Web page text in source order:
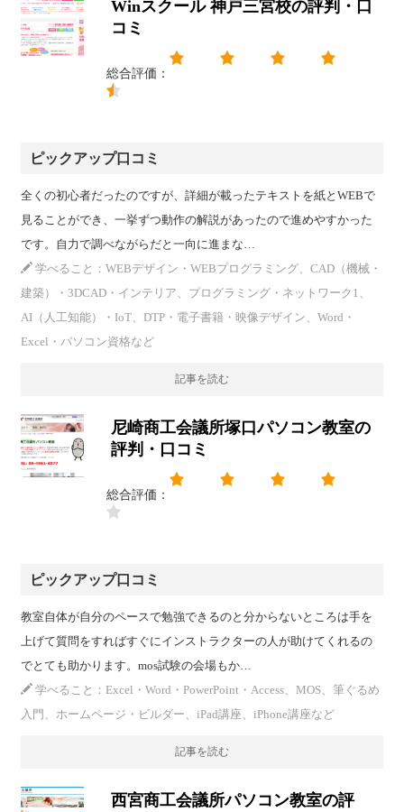
Winスクール 神戸三宮校の評判・口
コミ
総合評価：
ピックアップ口コミ
全くの初心者だったのですが、詳細が載ったテキストを紙とWEBで
見ることができ、一挙ずつ動作の解説があったので進めやすかった
です。自力で調べながらだと一向に進まな…
学べること：WEBデザイン・WEBプログラミング、CAD（機械・
建築）・3DCAD・インテリア、プログラミング・ネットワーク1、
AI（人工知能）・IoT、DTP・電子書籍・映像デザイン、Word・
Excel・パソコン資格など
記事を読む
尼崎商工会議所塚口パソコン教室の
評判・口コミ
総合評価：
ピックアップ口コミ
教室自体が自分のペースで勉強できるのと分からないところは手を
上げて質問をすればすぐにインストラクターの人が助けてくれるの
でとても助かります。mos試験の会場もか…
学べること：Excel・Word・PowerPoint・Access、MOS、筆ぐるめ
入門、ホームページ・ビルダー、iPad講座、iPhone講座など
記事を読む
西宮商工会議所パソコン教室の評